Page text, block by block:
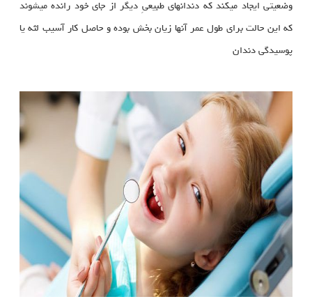
وضعیتی ایجاد میکند که دندانهای طبیعیِ دیگر از جای خود رانده میشوند
که این حالت برای طول عمر آنها زیان بخش بوده و حاصل کار آسیب لثه یا
پوسیدگی دندان